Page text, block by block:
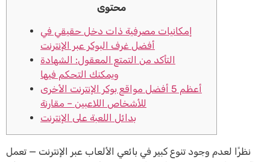
محتوى
إمكانيات مصرفية ذات دخل حقيقي في
أفضل غرف البوكر عبر الإنترنت
التأكد من التمتع المعقول: الشهادة
ويمكنك التحكم فيها
أعظم 5 أفضل مواقع بوكر الإنترنت الأخرى
للأشخاص اللاعبين – مقارنة
بدائل اللعبة على الإنترنت
نظرًا لعدم وجود تنوع كبير في بائعي الألعاب عبر الإنترنت — تعمل